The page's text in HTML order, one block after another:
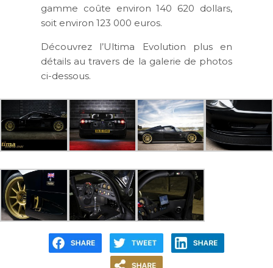
gamme coûte environ 140 620 dollars,
soit environ 123 000 euros.
Découvrez l’Ultima Evolution plus en
détails au travers de la galerie de photos
ci-dessous.